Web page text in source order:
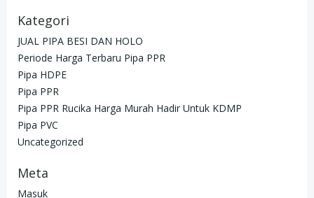
Kategori
JUAL PIPA BESI DAN HOLO
Periode Harga Terbaru Pipa PPR
Pipa HDPE
Pipa PPR
Pipa PPR Rucika Harga Murah Hadir Untuk KDMP
Pipa PVC
Uncategorized
Meta
Masuk